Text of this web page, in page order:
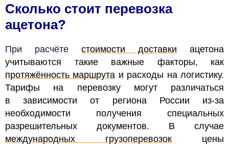
Сколько стоит перевозка
ацетона?
При расчёте стоимости доставки ацетона
учитываются такие важные факторы, как
протяжённость маршрута и расходы на логистику.
Тарифы на перевозку могут различаться
в зависимости от региона России из-за
необходимости получения специальных
разрешительных документов. В случае
международных грузоперевозок цены